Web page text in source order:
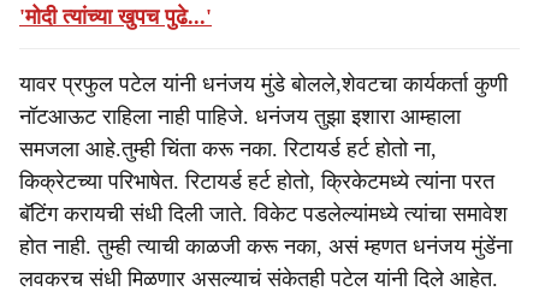
'मोदी त्यांच्या खुपच पुढे...'
यावर प्रफुल पटेल यांनी धनंजय मुंडे बोलले,शेवटचा कार्यकर्ता कुणी
नॉटआऊट राहिला नाही पाहिजे. धनंजय तुझा इशारा आम्हाला
समजला आहे.तुम्ही चिंता करू नका. रिटायर्ड हर्ट होतो ना,
किक्रेटच्या परिभाषेत. रिटायर्ड हर्ट होतो, क्रिकेटमध्ये त्यांना परत
बॅटिंग करायची संधी दिली जाते. विकेट पडलेल्यांमध्ये त्यांचा समावेश
होत नाही. तुम्ही त्याची काळजी करू नका, असं म्हणत धनंजय मुंडेंना
लवकरच संधी मिळणार असल्याचं संकेतही पटेल यांनी दिले आहेत.